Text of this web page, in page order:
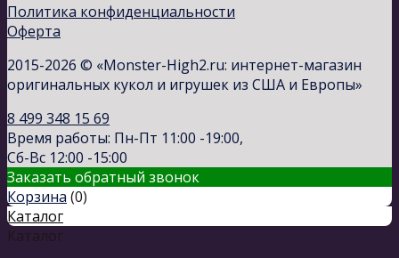
Политика конфиденциальности
Оферта
2015-2026 © «Monster-High2.ru: интернет-магазин
оригинальных кукол и игрушек из США и Европы»
8 499 348 15 69
Время работы: Пн-Пт 11:00 -19:00,
Сб-Вс 12:00 -15:00
Заказать обратный звонок
Корзина (0)
Каталог
Каталог